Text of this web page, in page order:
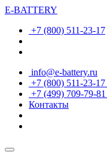
E-BATTERY
+7 (800) 511-23-17
info@e-battery.ru
+7 (800) 511-23-17
+7 (499) 709-79-81
Контакты